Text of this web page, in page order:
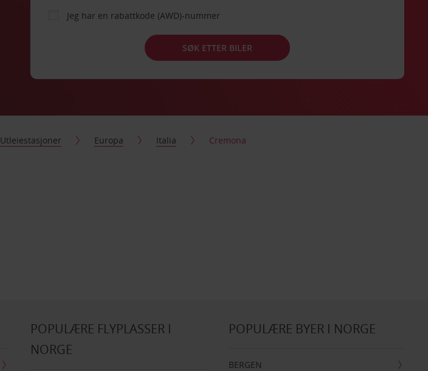
Jeg har en rabattkode (AWD)-nummer
SØK ETTER BILER
Utleiestasjoner Europa Italia Cremona
POPULÆRE FLYPLASSER I
NORGE
POPULÆRE BYER I NORGE
BERGEN